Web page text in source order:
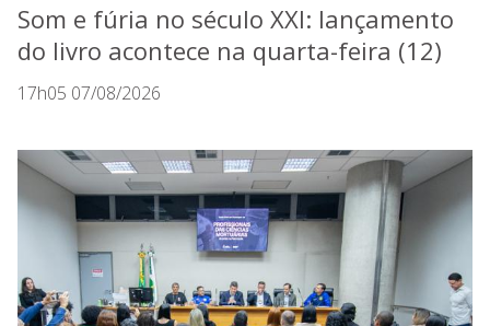
Som e fúria no século XXI: lançamento
do livro acontece na quarta-feira (12)
17h05 07/08/2026